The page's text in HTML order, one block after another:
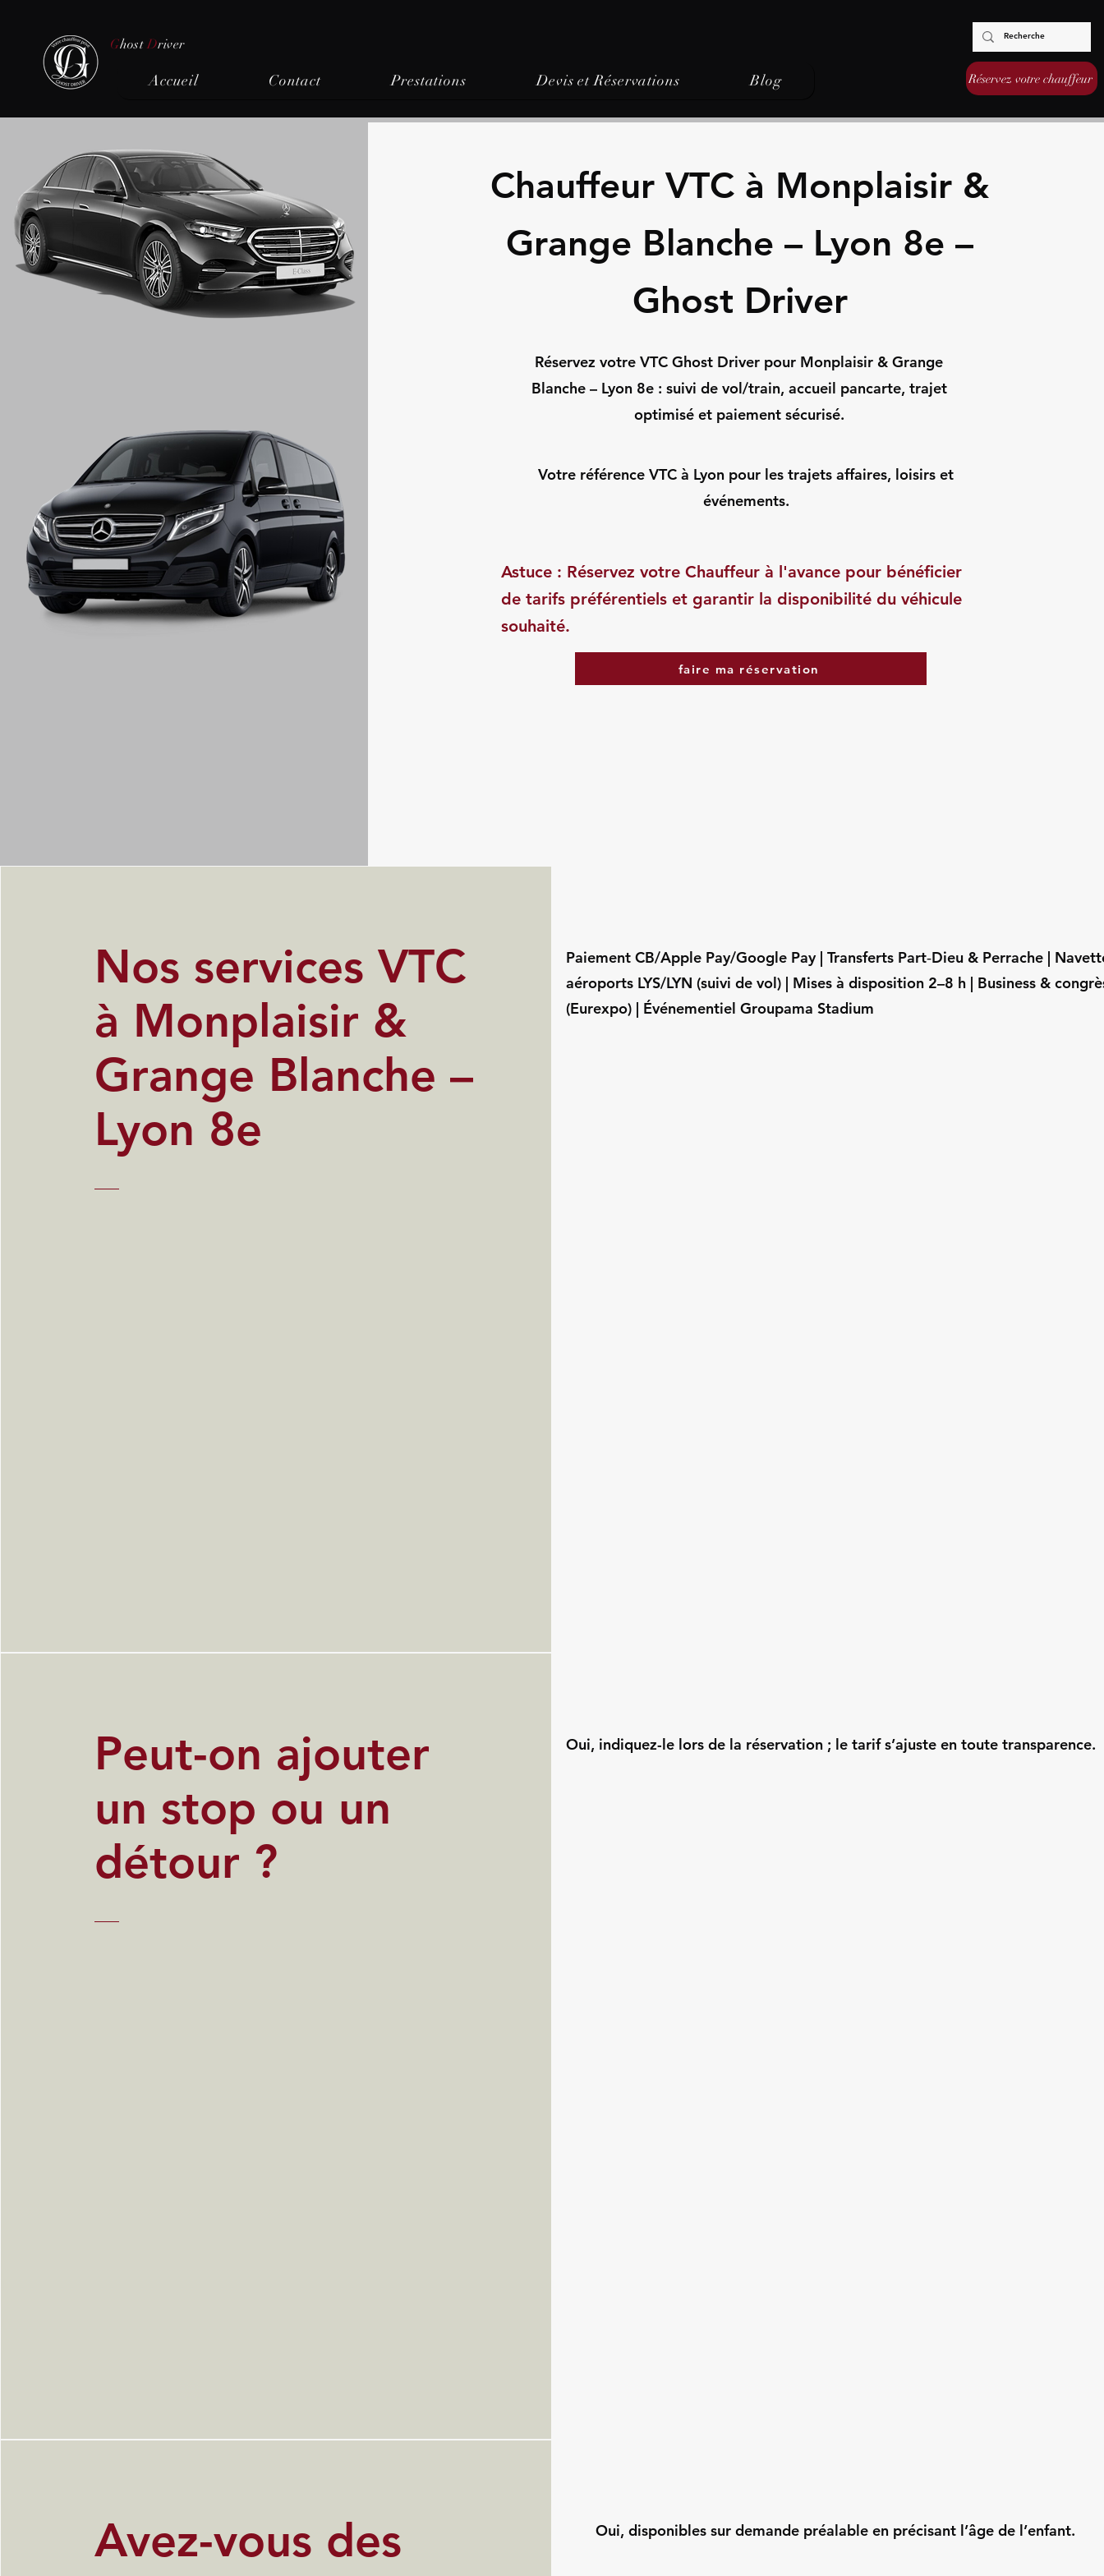
Ghost Driver
Accueil Contact Prestations Devis et Réservations Blog Réservez votre chauffeur
Chauffeur VTC à Monplaisir &
Grange Blanche – Lyon 8e –
Ghost Driver
Réservez votre VTC Ghost Driver pour Monplaisir & Grange
Blanche – Lyon 8e : suivi de vol/train, accueil pancarte, trajet
optimisé et paiement sécurisé.
Votre référence VTC à Lyon pour les trajets affaires, loisirs et
événements.
Astuce : Réservez votre Chauffeur à l'avance pour bénéficier
de tarifs préférentiels et garantir la disponibilité du véhicule
souhaité.
faire ma réservation
Nos services VTC
à Monplaisir &
Grange Blanche –
Lyon 8e
Paiement CB/Apple Pay/Google Pay | Transferts Part‑Dieu & Perrache |
aéroports LYS/LYN (suivi de vol) | Mises à disposition 2–8 h | Business &
(Eurexpo) | Événementiel Groupama Stadium
Peut-on ajouter
un stop ou un
détour ?
Oui, indiquez-le lors de la réservation ; le tarif s’ajuste en toute transparence.
Avez-vous des
Oui, disponibles sur demande préalable en précisant l’âge de l’enfant.